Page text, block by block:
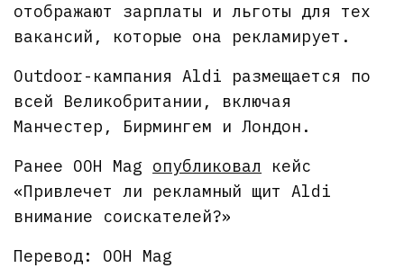
отображают зарплаты и льготы для тех
вакансий, которые она рекламирует.
Outdoor-кампания Aldi размещается по
всей Великобритании, включая
Манчестер, Бирмингем и Лондон.
Ранее OOH Mag опубликовал кейс
«Привлечет ли рекламный щит Aldi
внимание соискателей?»
Перевод: OOH Mag